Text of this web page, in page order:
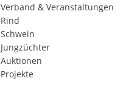
Verband & Veranstaltungen
Rind
Schwein
Jungzüchter
Auktionen
Projekte